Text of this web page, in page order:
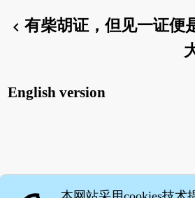
chevron_left有柴胡证，但见一证便
English version